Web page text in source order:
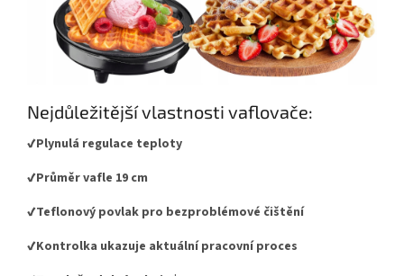
Nejdůležitější vlastnosti vaflovače:
✔️Plynulá regulace teploty
✔️Průměr vafle 19 cm
✔️Teflonový povlak pro bezproblémové čištění
✔️Kontrolka ukazuje aktuální pracovní proces